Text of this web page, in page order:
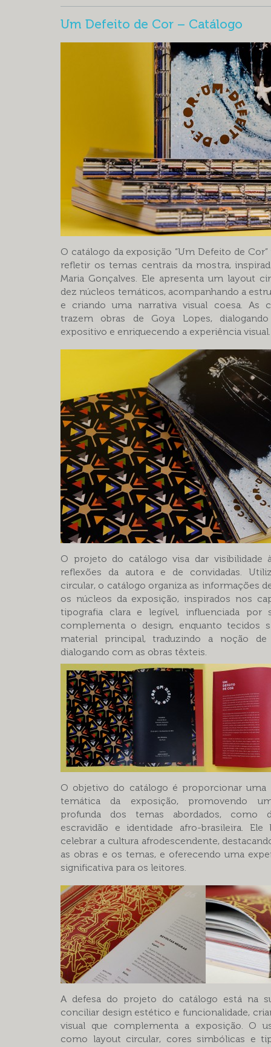
Um Defeito de Cor – Catálogo
O catálogo da exposição “Um Defeito de
refletir os temas centrais da mostra,
Maria Gonçalves. Ele apresenta um layout
dez núcleos temáticos, acompanhando a
e criando uma narrativa visual coesa. As
trazem obras de Goya Lopes,
expositivo e enriquecendo a experiência visual.
O projeto do catálogo visa dar visibilidade
reflexões da autora e de convidadas.
circular, o catálogo organiza as informações
os núcleos da exposição, inspirados nos
tipografia clara e legível, influenciada por
complementa o design, enquanto tecidos
material principal, traduzindo a noção de
dialogando com as obras têxteis.
O objetivo do catálogo é proporcionar uma
temática da exposição, promovendo
profunda dos temas abordados, como
escravidão e identidade afro-brasileira.
celebrar a cultura afrodescendente,
as obras e os temas, e oferecendo uma
significativa para os leitores.
A defesa do projeto do catálogo está na
conciliar design estético e funcionalidade,
visual que complementa a exposição. O
como layout circular, cores simbólicas e